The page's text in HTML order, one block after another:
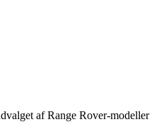
af Range Rover-modeller